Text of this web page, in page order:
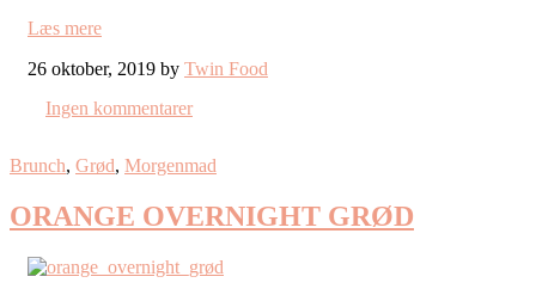
Læs mere
26 oktober, 2019 by Twin Food
Ingen kommentarer
Brunch, Grød, Morgenmad
ORANGE OVERNIGHT GRØD